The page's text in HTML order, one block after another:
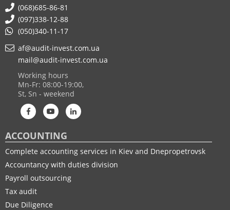
(068)685-86-81
(097)338-12-88
(050)340-11-17
af@audit-invest.com.ua
mail@audit-invest.com.ua
Working hours
Mn-Fr: 08:00-19:00,
St, Sn - weekend
ACCOUNTING
Complete accounting services in Kiev and Dnepropetrovsk
Accountancy with duties division
Payroll outsourcing
Tax audit
Due Diligence